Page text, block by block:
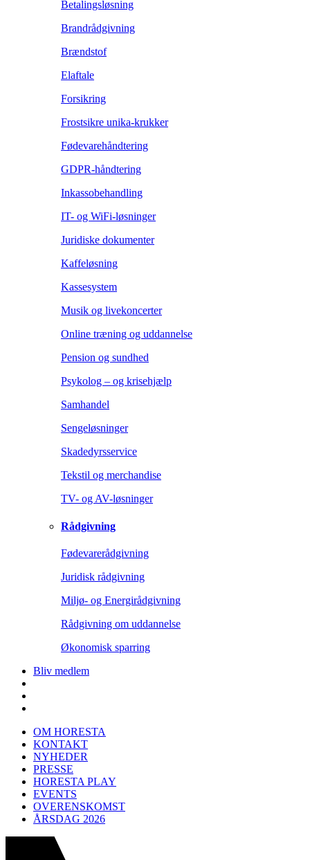
Betalingsløsning
Brandrådgivning
Brændstof
Elaftale
Forsikring
Frostsikre unika-krukker
Fødevarehåndtering
GDPR-håndtering
Inkassobehandling
IT- og WiFi-løsninger
Juridiske dokumenter
Kaffeløsning
Kassesystem
Musik og livekoncerter
Online træning og uddannelse
Pension og sundhed
Psykolog – og krisehjælp
Samhandel
Sengeløsninger
Skadedyrsservice
Tekstil og merchandise
TV- og AV-løsninger
Rådgivning
Fødevarerådgivning
Juridisk rådgivning
Miljø- og Energirådgivning
Rådgivning om uddannelse
Økonomisk sparring
Bliv medlem
OM HORESTA
KONTAKT
NYHEDER
PRESSE
HORESTA PLAY
EVENTS
OVERENSKOMST
ÅRSDAG 2026